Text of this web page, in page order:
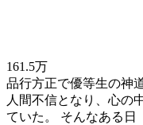
161.5万
品行方正で優等生の神
人間不信となり、心の
ていた。 そんなある日